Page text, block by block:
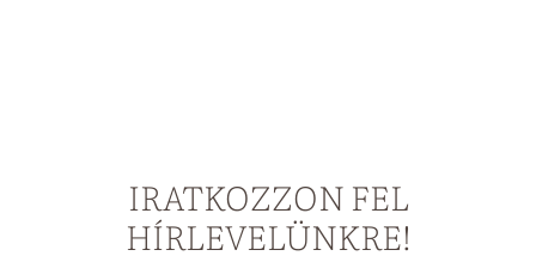
IRATKOZZON FEL
HÍRLEVELÜNKRE!